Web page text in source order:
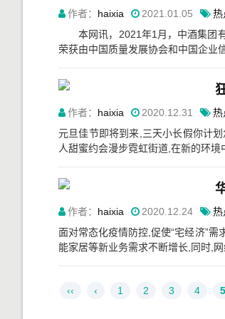
作者： haixia 2021.01.05 热
本网讯，2021年1月，中酒集团有
荣获由中国质量发展协会和中国企
作者： haixia 2020.12.31 热
元旦佳节即将到来,三天小长假你计
人甜蜜约会漫步霓虹街道,在新的环
作者： haixia 2020.12.24 热
面对常态化疫情防控,促使“宅经济”
能家居等新业务需求不断增长,同时,
‹‹ ‹ 1 2 3 4 5